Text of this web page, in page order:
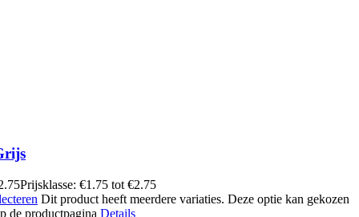
Prijsklasse: €1.75 tot €2.75
Dit product heeft meerdere variaties. Deze optie kan gekozen
de productpagina Details